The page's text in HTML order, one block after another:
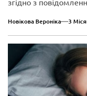
згідно з
Новікова Вероніка 3